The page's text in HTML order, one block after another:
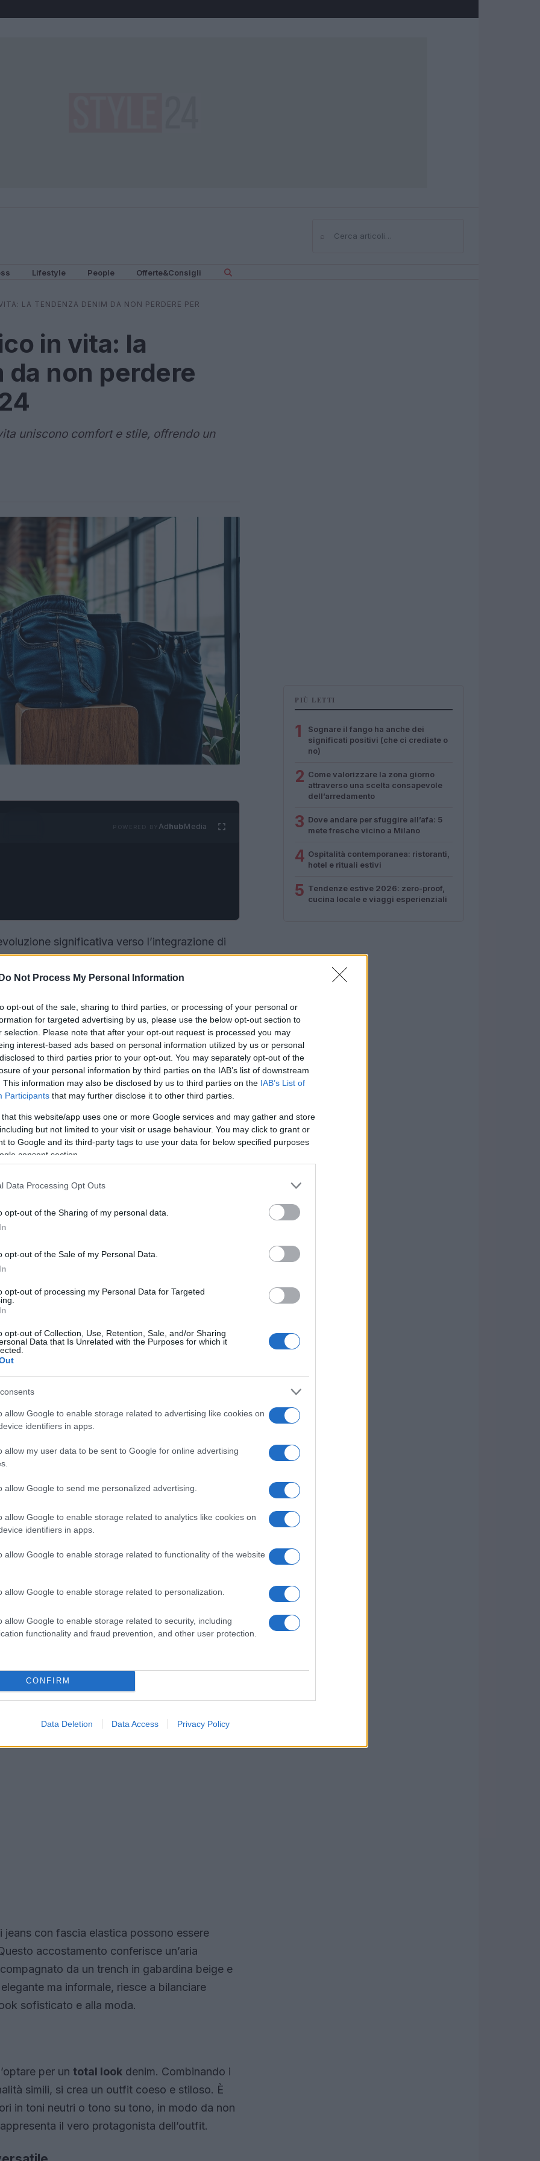
Do Not Process My Personal Information
opt-out of the sale, sharing to third parties, or processing of your personal or
for targeted advertising by us, please use the below opt-out section to
selection. Please note that after your opt-out request is processed you may
interest-based ads based on personal information utilized by us or personal
to third parties prior to your opt-out. You may separately opt-out of the
of your personal information by third parties on the IAB’s list of downstream
This information may also be disclosed by us to third parties on the IAB’s List of
Participants that may further disclose it to other third parties.
that this website/app uses one or more Google services and may gather and store
but not limited to your visit or usage behaviour. You may click to grant or
to Google and its third-party tags to use your data for below specified purposes
consent section.
Data Processing Opt Outs
opt-out of the Sharing of my personal data.
opt-out of the Sale of my Personal Data.
opt-out of processing my Personal Data for Targeted
opt-out of Collection, Use, Retention, Sale, and/or Sharing
Data that Is Unrelated with the Purposes for which it
allow Google to enable storage related to advertising like cookies on
identifiers in apps.
allow my user data to be sent to Google for online advertising
allow Google to send me personalized advertising.
allow Google to enable storage related to analytics like cookies on
identifiers in apps.
allow Google to enable storage related to functionality of the website
allow Google to enable storage related to personalization.
allow Google to enable storage related to security, including
functionality and fraud prevention, and other user protection.
CONFIRM
Data Deletion Data Access Privacy Policy
⌕Cerca
Lifestyle People Offerte&Consigli
LA TENDENZA DENIM DA NON PERDERE PER
in vita: la
non perdere
uniscono comfort e stile, offrendo un
AdhubMedia
significativa verso l’integrazione di
spiccano ijeans con elastico in vita,
del denim con la praticità di un abbigliamento
una vestibilità comoda senza
nella presenza della
Questo elemento non solo facilita
sporty al look. I jeans con elastico in vita
per il guardaroba dell’inverno
abbinare un top corto che metta in
ad esempio, crea un contrasto
sciarpa leggera e un capospallatailored
Questo abbinamento non solo mantiene
rilassata.
quotidiani
ideale è rappresentata daitrack jeanse
le giornate in cui la praticità è fondamentale,
di stile. Infatti, le sneakers non soltanto
libertà di movimento senza pari.
con fascia elastica possono essere
accostamento conferisce un’aria
da un trench in gabardina beige e
ma informale, riesce a bilanciare
sofisticato e alla moda.
per un total look denim. Combinando i
simili, si crea un outfit coeso e stiloso. È
in toni neutri o tono su tono, in modo da non
il vero protagonista dell’outfit.
PIÙ LETTI
1
Sognare il fango ha anche dei
significati positivi (che ci crediate o
no)
2 Come valorizzare la zona giorno
attraverso una scelta consapevole
dell’arredamento
3 Dove andare per sfuggire all’afa: 5
mete fresche vicino a Milano
4 Ospitalità contemporanea: ristoranti,
hotel e rituali estivi
5 Tendenze estive 2026: zero-proof,
cucina locale e viaggi esperienziali